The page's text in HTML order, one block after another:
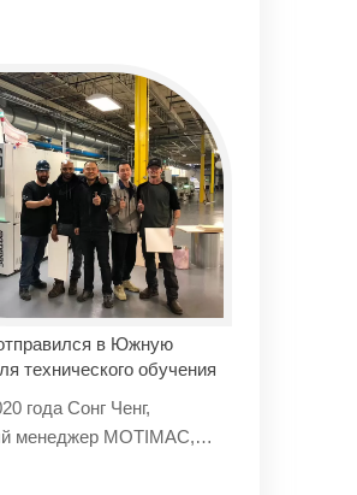
корпусов в Ванкувере и
высокой моды.
семей, которые
на качество,
— это опыт с
и искусства.
аксессуаров для
существование,
искусством жизни.
жизни.
в Южную
технического обучения
года Сонг Ченг,
менеджер MOTIMAC,